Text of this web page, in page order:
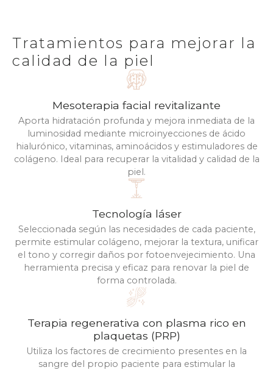
Tratamientos para mejorar la
calidad de la piel
Mesoterapia facial revitalizante
Aporta hidratación profunda y mejora inmediata de la
luminosidad mediante microinyecciones de ácido
hialurónico, vitaminas, aminoácidos y estimuladores de
colágeno. Ideal para recuperar la vitalidad y calidad de la
piel.
Tecnología láser
Seleccionada según las necesidades de cada paciente,
permite estimular colágeno, mejorar la textura, unificar
el tono y corregir daños por fotoenvejecimiento. Una
herramienta precisa y eficaz para renovar la piel de
forma controlada.
Terapia regenerativa con plasma rico en
plaquetas (PRP)
Utiliza los factores de crecimiento presentes en la
sangre del propio paciente para estimular la